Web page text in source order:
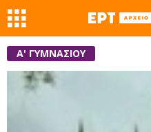
Α' ΓΥΜΝΑΣΙΟΥ